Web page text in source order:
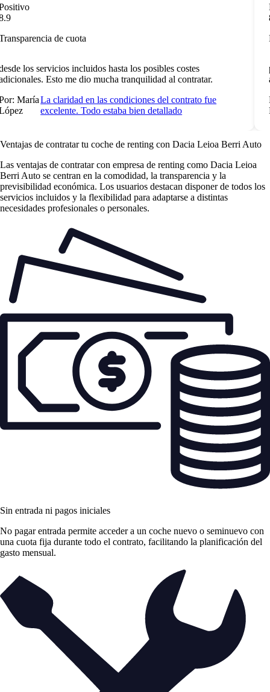
de cuota
los servicios incluidos hasta los posibles costes
Esto me dio mucha tranquilidad al contratar.
MaríaLa claridad en las condiciones del contrato fue
excelente. Todo estaba bien detallado
Ventajas de contratar tu coche de renting con Dacia Leioa Berri Auto
Las ventajas de contratar con empresa de renting como Dacia Leioa
Berri Auto se centran en la comodidad, la transparencia y la
previsibilidad económica. Los usuarios destacan disponer de todos los
servicios incluidos y la flexibilidad para adaptarse a distintas
necesidades profesionales o personales.
Sin entrada ni pagos iniciales
No pagar entrada permite acceder a un coche nuevo o seminuevo con
una cuota fija durante todo el contrato, facilitando la planificación del
gasto mensual.